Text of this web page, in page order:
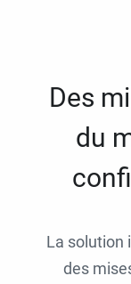
Des
du
La solution
des